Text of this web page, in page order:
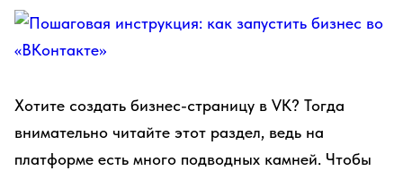
Хотите создать бизнес-страницу в VK? Тогда
внимательно читайте этот раздел, ведь на
платформе есть много подводных камней. Чтобы